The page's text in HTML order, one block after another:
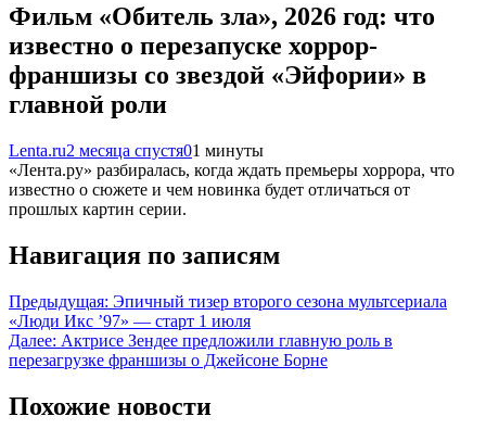
Фильм «Обитель зла», 2026 год: что
известно о перезапуске хоррор-
франшизы со звездой «Эйфории» в
главной роли
Lenta.ru2 месяца спустя01 минуты
«Лента.ру» разбиралась, когда ждать премьеры хоррора, что
известно о сюжете и чем новинка будет отличаться от
прошлых картин серии.
Навигация по записям
Предыдущая: Эпичный тизер второго сезона мультсериала
«Люди Икс ’97» — старт 1 июля
Далее: Актрисе Зендее предложили главную роль в
перезагрузке франшизы о Джейсоне Борне
Похожие новости